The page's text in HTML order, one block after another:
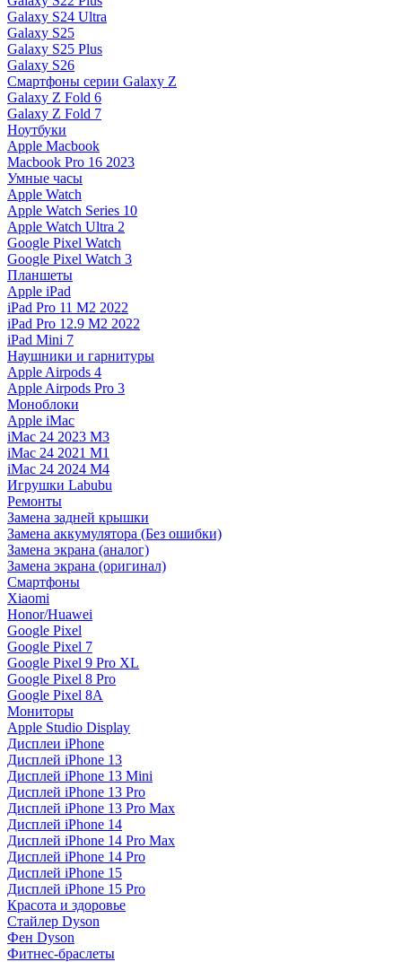
Galaxy S24 Ultra
Galaxy S25
Galaxy S25 Plus
Galaxy S26
Смартфоны серии Galaxy Z
Galaxy Z Fold 6
Galaxy Z Fold 7
Ноутбуки
Apple Macbook
Macbook Pro 16 2023
Умные часы
Apple Watch
Apple Watch Series 10
Apple Watch Ultra 2
Google Pixel Watch
Google Pixel Watch 3
Планшеты
Apple iPad
iPad Pro 11 M2 2022
iPad Pro 12.9 M2 2022
iPad Mini 7
Наушники и гарнитуры
Apple Airpods 4
Apple Airpods Pro 3
Моноблоки
Apple iMac
iMac 24 2023 M3
iMac 24 2021 M1
iMac 24 2024 M4
Игрушки Labubu
Ремонты
Замена задней крышки
Замена аккумулятора (Без ошибки)
Замена экрана (аналог)
Замена экрана (оригинал)
Смартфоны
Xiaomi
Honor/Huawei
Google Pixel
Google Pixel 7
Google Pixel 9 Pro XL
Google Pixel 8 Pro
Google Pixel 8A
Мониторы
Apple Studio Display
Дисплеи iPhone
Дисплей iPhone 13
Дисплей iPhone 13 Mini
Дисплей iPhone 13 Pro
Дисплей iPhone 13 Pro Max
Дисплей iPhone 14
Дисплей iPhone 14 Pro Max
Дисплей iPhone 14 Pro
Дисплей iPhone 15
Дисплей iPhone 15 Pro
Красота и здоровье
Стайлер Dyson
Фен Dyson
Фитнес-браслеты